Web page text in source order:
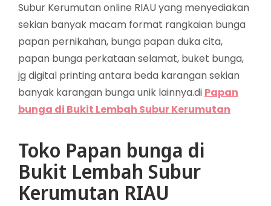
Subur Kerumutan online RIAU yang menyediakan
sekian banyak macam format rangkaian bunga
papan pernikahan, bunga papan duka cita,
papan bunga perkataan selamat, buket bunga,
jg digital printing antara beda karangan sekian
banyak karangan bunga unik lainnya.di Papan
bunga di Bukit Lembah Subur Kerumutan
Toko Papan bunga di
Bukit Lembah Subur
Kerumutan RIAU